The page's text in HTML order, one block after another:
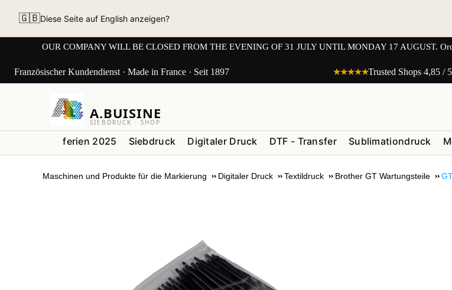
🇬🇧Diese Seite auf English anzeigen?
OUR COMPANY WILL BE CLOSED FROM THE EVENING OF 31 JULY UNTIL MONDAY 17 AUGUST.
Französischer Kundendienst · Made in France · Seit 1897
★★★★★Trusted Shops 4,85 /
A.BUISINE
SIEBDRUCK · SHOP
ferien 2025 Siebdruck Digitaler Druck DTF - Transfer Sublimationdruck
Maschinen und Produkte für die Markierung Digitaler Druck Textildruck Brother GT Wartungsteile